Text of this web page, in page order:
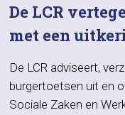
De LCR
met een
De LCR adviseert,
burgertoetsen uit en
Sociale Zaken en